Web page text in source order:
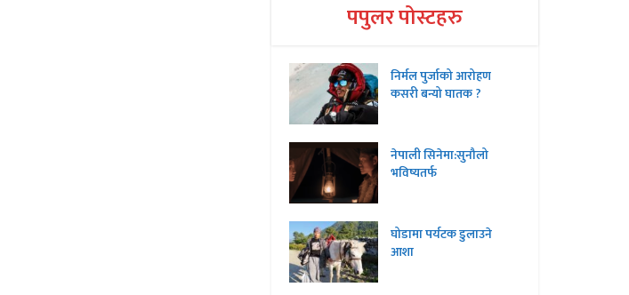
पपुलर पोस्टहरु
निर्मल पुर्जाको आरोहण
कसरी बन्यो घातक ?
नेपाली सिनेमा:सुनौलो
भविष्यतर्फ
घोडामा पर्यटक डुलाउने
आशा